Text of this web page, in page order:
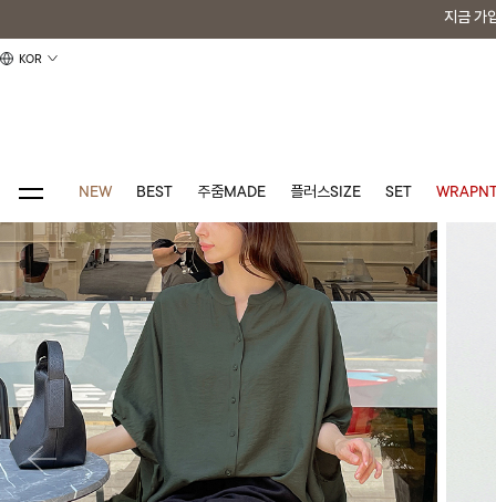
지금 가
KOR
NEW BEST 주줌MADE 플러스SIZE SET